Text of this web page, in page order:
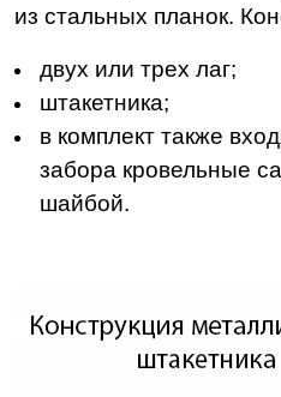
из стальных планок.
двух или трех лаг;
штакетника;
в комплект также
забора кровельные
шайбой.